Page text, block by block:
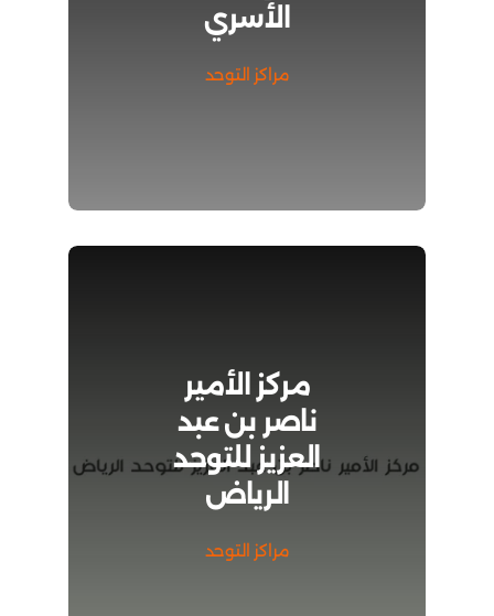
الأسري
مراكز التوحد
مركز الأمير
ناصر بن عبد
العزيز للتوحد
الرياض
مراكز التوحد